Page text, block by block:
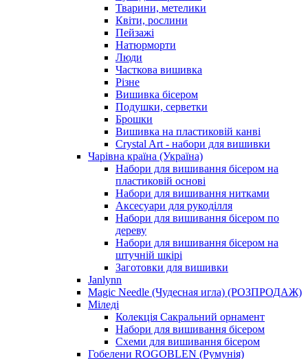
Тварини, метелики
Квіти, рослини
Пейзажі
Натюрморти
Люди
Часткова вишивка
Різне
Вишивка бісером
Подушки, серветки
Брошки
Вишивка на пластиковій канві
Crystal Art - набори для вишивки
Чарівна країна (Україна)
Набори для вишивання бісером на
пластиковій основі
Набори для вишивання нитками
Аксесуари для рукоділля
Набори для вишивання бісером по
дереву
Набори для вишивання бісером на
штучній шкірі
Заготовки для вишивки
Janlynn
Magic Needle (Чудесная игла) (РОЗПРОДАЖ)
Міледі
Колекція Сакральний орнамент
Набори для вишивання бісером
Схеми для вишивання бісером
Гобелени ROGOBLEN (Румунія)